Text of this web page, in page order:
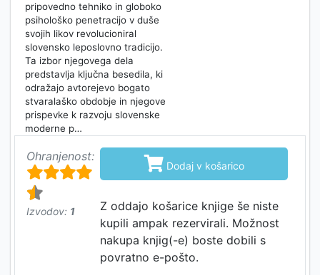
pripovedno tehniko in globoko
psihološko penetracijo v duše
svojih likov revolucioniral
slovensko leposlovno tradicijo.
Ta izbor njegovega dela
predstavlja ključna besedila, ki
odražajo avtorejevo bogato
stvaralaško obdobje in njegove
prispevke k razvoju slovenske
moderne p…
Ohranjenost:
Izvodov: 1
 Dodaj v košarico
Z oddajo košarice knjige še niste
kupili ampak rezervirali. Možnost
nakupa knjig(-e) boste dobili s
povratno e-pošto.